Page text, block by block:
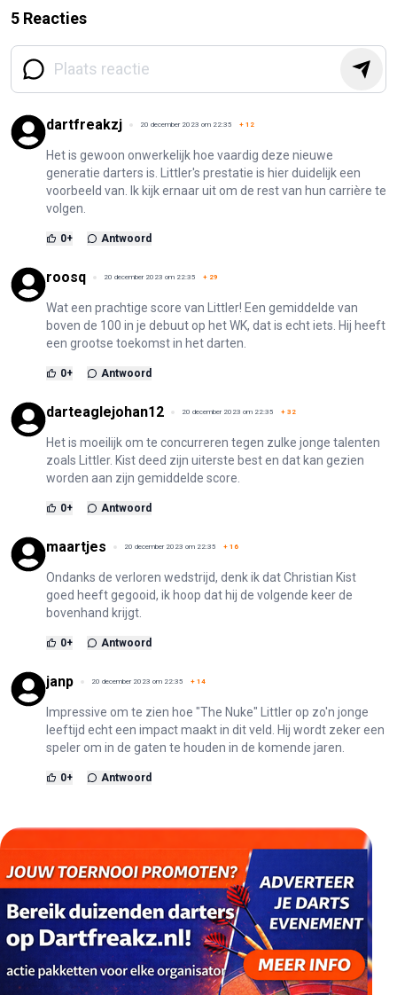
5 Reacties
dartfreakzj 20 december 2023 om 22:35 + 12
Het is gewoon onwerkelijk hoe vaardig deze nieuwe
generatie darters is. Littler's prestatie is hier duidelijk een
voorbeeld van. Ik kijk ernaar uit om de rest van hun carrière te
volgen.
0+ Antwoord
roosq 20 december 2023 om 22:35 + 29
Wat een prachtige score van Littler! Een gemiddelde van
boven de 100 in je debuut op het WK, dat is echt iets. Hij heeft
een grootse toekomst in het darten.
0+ Antwoord
darteaglejohan12 20 december 2023 om 22:35 + 32
Het is moeilijk om te concurreren tegen zulke jonge talenten
zoals Littler. Kist deed zijn uiterste best en dat kan gezien
worden aan zijn gemiddelde score.
0+ Antwoord
maartjes 20 december 2023 om 22:35 + 16
Ondanks de verloren wedstrijd, denk ik dat Christian Kist
goed heeft gegooid, ik hoop dat hij de volgende keer de
bovenhand krijgt.
0+ Antwoord
janp 20 december 2023 om 22:35 + 14
Impressive om te zien hoe "The Nuke" Littler op zo'n jonge
leeftijd echt een impact maakt in dit veld. Hij wordt zeker een
speler om in de gaten te houden in de komende jaren.
0+ Antwoord